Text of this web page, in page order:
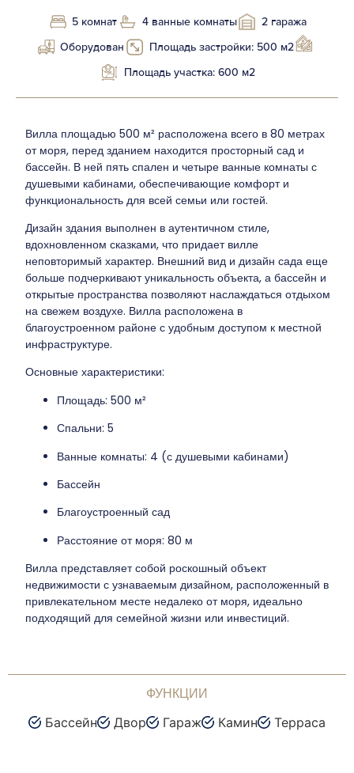
5 комнат 4 ванные комнаты
2 гаража
Оборудован
Площадь застройки: 500 м2
Площадь участка: 600 м2
Вилла площадью 500 м² расположена всего в 80 метрах
от моря, перед зданием находится просторный сад и
бассейн. В ней пять спален и четыре ванные комнаты с
душевыми кабинами, обеспечивающие комфорт и
функциональность для всей семьи или гостей.
Дизайн здания выполнен в аутентичном стиле,
вдохновленном сказками, что придает вилле
неповторимый характер. Внешний вид и дизайн сада еще
больше подчеркивают уникальность объекта, а бассейн и
открытые пространства позволяют наслаждаться отдыхом
на свежем воздухе. Вилла расположена в
благоустроенном районе с удобным доступом к местной
инфраструктуре.
Основные характеристики:
Площадь: 500 м²
Спальни: 5
Ванные комнаты: 4 (с душевыми кабинами)
Бассейн
Благоустроенный сад
Расстояние от моря: 80 м
Вилла представляет собой роскошный объект
недвижимости с узнаваемым дизайном, расположенный в
привлекательном месте недалеко от моря, идеально
подходящий для семейной жизни или инвестиций.
ФУНКЦИИ
Бассейн Двор Гараж Камин Терраса